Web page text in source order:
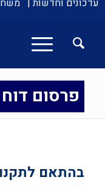
עדכונים וחדשות |
פרסום דוח
בהתאם